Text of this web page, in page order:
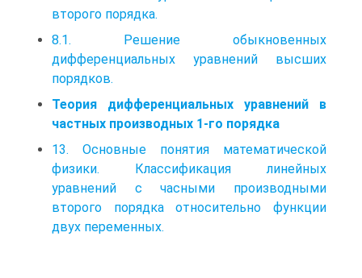
Канонические уравнения поверхностей
второго порядка.
8.1. Решение обыкновенных
дифференциальных уравнений высших
порядков.
Теория дифференциальных уравнений в
частных производных 1-го порядка
13. Основные понятия математической
физики. Классификация линейных
уравнений с часными производными
второго порядка относительно функции